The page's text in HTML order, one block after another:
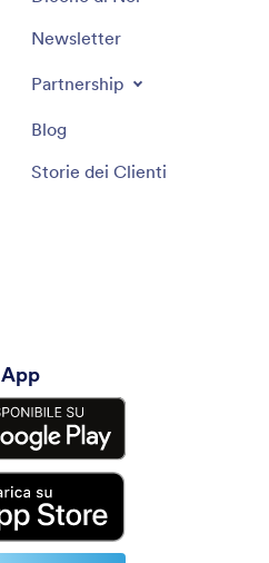
Newsletter
Partnership
Blog
Storie dei Clienti
App